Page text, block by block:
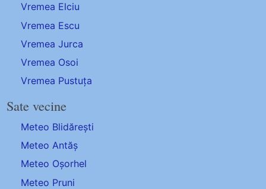
Vremea Elciu
Vremea Escu
Vremea Jurca
Vremea Osoi
Vremea Pustuța
Sate vecine
Meteo Blidărești
Meteo Antăș
Meteo Oșorhel
Meteo Pruni